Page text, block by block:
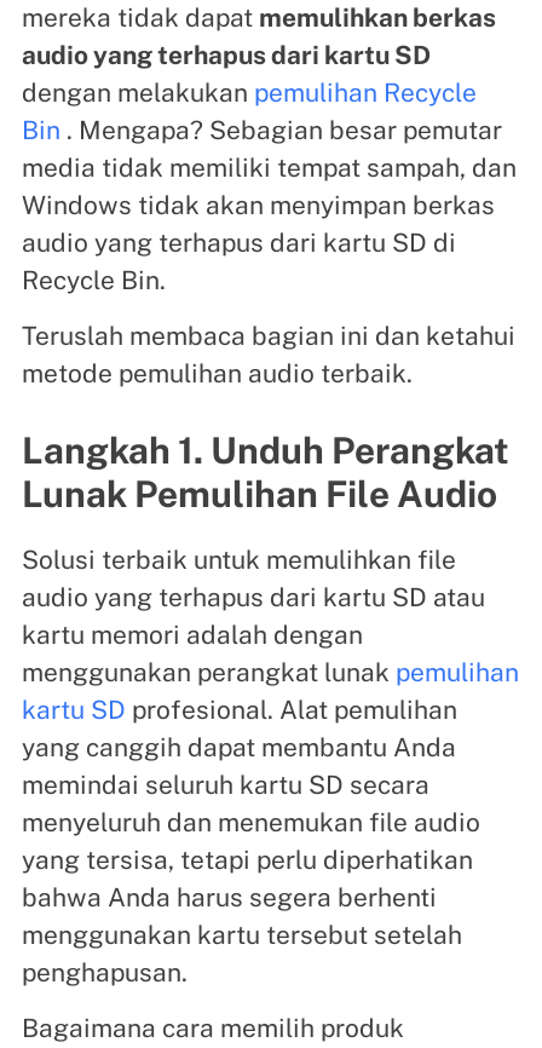
mereka tidak dapat memulihkan berkas
audio yang terhapus dari kartu SD
dengan melakukan pemulihan Recycle
Bin . Mengapa? Sebagian besar pemutar
media tidak memiliki tempat sampah, dan
Windows tidak akan menyimpan berkas
audio yang terhapus dari kartu SD di
Recycle Bin.
Teruslah membaca bagian ini dan ketahui
metode pemulihan audio terbaik.
Langkah 1. Unduh Perangkat
Lunak Pemulihan File Audio
Solusi terbaik untuk memulihkan file
audio yang terhapus dari kartu SD atau
kartu memori adalah dengan
menggunakan perangkat lunak pemulihan
kartu SD profesional. Alat pemulihan
yang canggih dapat membantu Anda
memindai seluruh kartu SD secara
menyeluruh dan menemukan file audio
yang tersisa, tetapi perlu diperhatikan
bahwa Anda harus segera berhenti
menggunakan kartu tersebut setelah
penghapusan.
Bagaimana cara memilih produk